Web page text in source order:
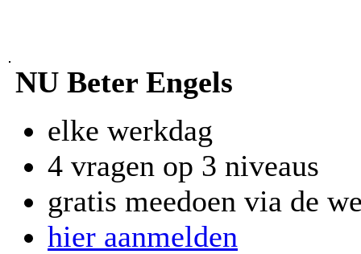
NU Beter Engels
elke werkdag
4 vragen op 3 niveaus
gratis meedoen via de
hier aanmelden